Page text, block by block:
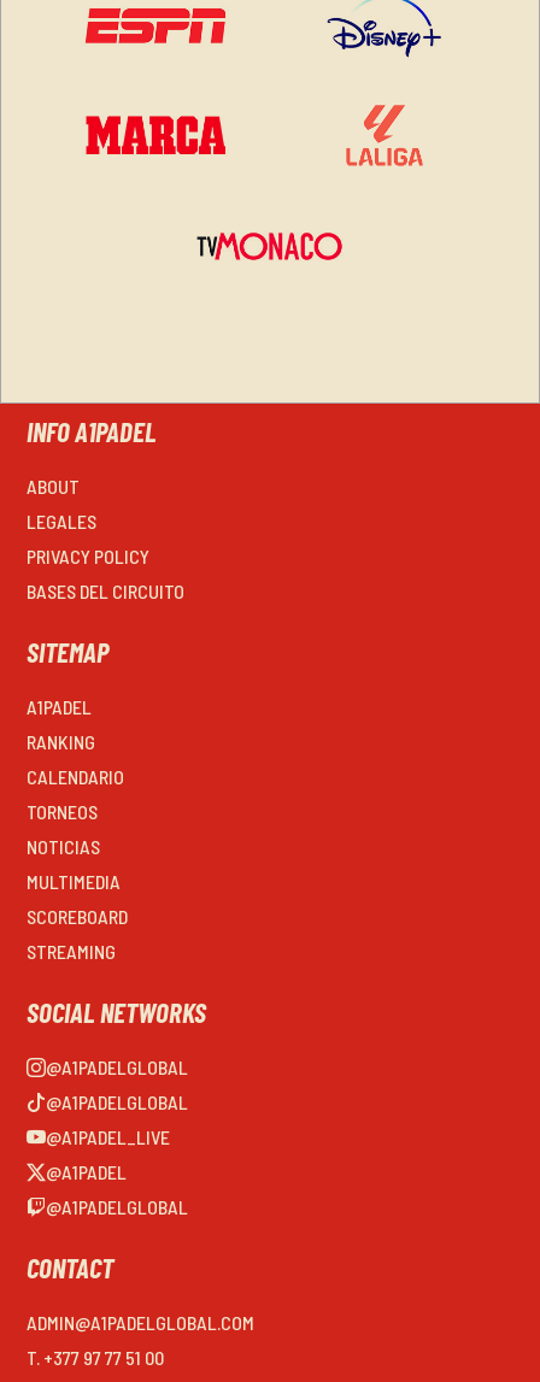
INFO A1PADEL
ABOUT
LEGALES
PRIVACY POLICY
BASES DEL CIRCUITO
SITEMAP
A1PADEL
RANKING
CALENDARIO
TORNEOS
NOTICIAS
MULTIMEDIA
SCOREBOARD
STREAMING
SOCIAL NETWORKS
@A1PADELGLOBAL
@A1PADELGLOBAL
@A1PADEL_LIVE
@A1PADEL
@A1PADELGLOBAL
CONTACT
ADMIN@A1PADELGLOBAL.COM
T. +377 97 77 51 00